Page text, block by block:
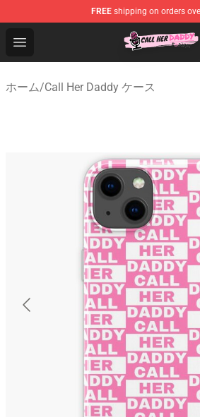
FREE shipping on orders
Open menu
Call Her Daddy Store - Official
ホーム/Call Her Daddy ケース